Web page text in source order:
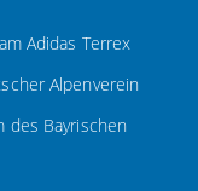
Adidas Terrex
Alpenverein
des Bayrischen